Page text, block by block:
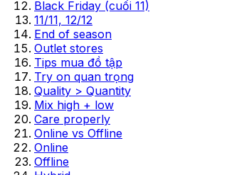
Black Friday (cuối 11)
11/11, 12/12
End of season
Outlet stores
Tips mua đồ tập
Try on quan trọng
Quality > Quantity
Mix high + low
Care properly
Online vs Offline
Online
Offline